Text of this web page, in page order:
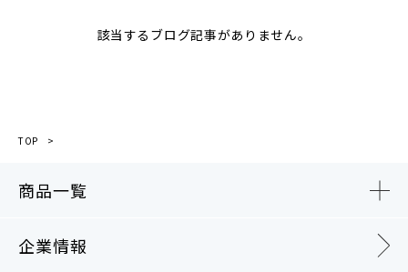
該当するブログ記事がありません。
TOP
商品一覧
企業情報